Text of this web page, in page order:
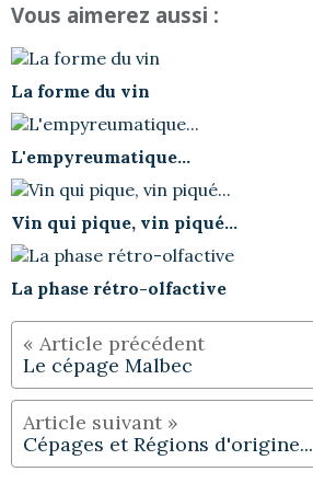
Vous aimerez aussi :
La forme du vin
L'empyreumatique...
Vin qui pique, vin piqué...
La phase rétro-olfactive
Le cépage Malbec
Cépages et Régions d'origine...